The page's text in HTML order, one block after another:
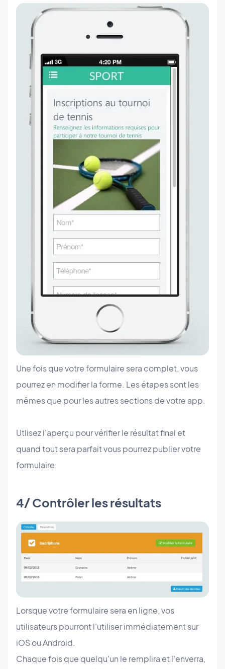
Une fois que votre formulaire sera complet, vous
pourrez en modifier la forme. Les étapes sont les
mêmes que pour les autres sections de votre app.
Utlisez l'aperçu pour vérifier le résultat final et
quand tout sera parfait vous pourrez publier votre
formulaire.
4/ Contrôler les résultats
Lorsque votre formulaire sera en ligne, vos
utilisateurs pourront l'utiliser immédiatement sur
iOS ou Android.
Chaque fois que quelqu'un le remplira et l'enverra,